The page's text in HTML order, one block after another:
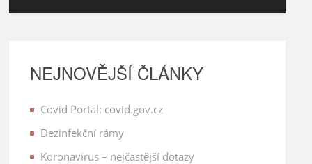
NEJNOVĚJŠÍ ČLÁNKY
Covid Portal: covid.gov.cz
Dezinfekční rámy
Koronavirus – nejčastější dotazy